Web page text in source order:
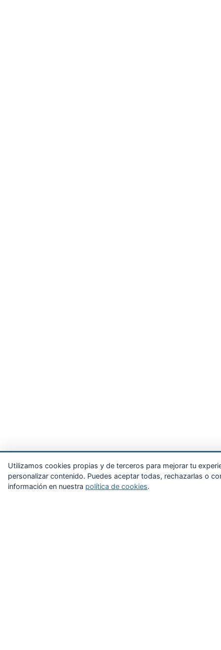
Utilizamos cookies propias y de terceros para mejorar tu
personalizar contenido. Puedes aceptar todas, rechazarlas o
información en nuestra política de cookies.